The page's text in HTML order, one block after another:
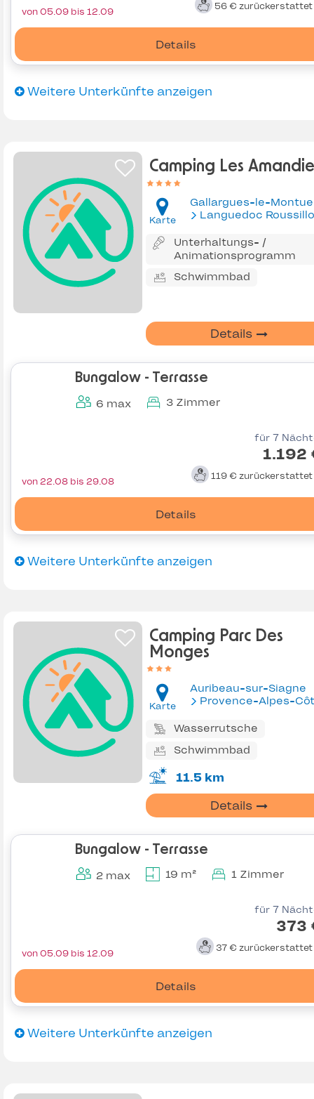
56 € zurückerstattet
Details
von 05.09 bis 12.09
Weitere Unterkünfte anzeigen
Camping Les
Karte
Gallargues-le-
Languedoc
Unterhaltungs- /
Animationsprogramm
Schwimmbad
Details
Bungalow - Terrasse
6 max 3 Zimmer
für 7
1.192
119 € zurückerstattet
Details
von 22.08 bis 29.08
Weitere Unterkünfte anzeigen
Camping Parc Des
Monges
Karte
Auribeau-sur-Siagne
Provence-Alpes-Côte
Wasserrutsche
Schwimmbad
11.5 km
Details
Bungalow - Terrasse
2 max 19 m² 1 Zimmer
für 7
373
37 € zurückerstattet
Details
von 05.09 bis 12.09
Weitere Unterkünfte anzeigen